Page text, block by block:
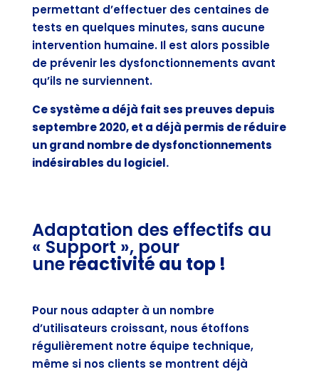
permettant d’effectuer des centaines de
tests en quelques minutes, sans aucune
intervention humaine. Il est alors possible
de prévenir les dysfonctionnements avant
qu’ils ne surviennent.
Ce système a déjà fait ses preuves depuis
septembre 2020, et a déjà permis de réduire
un grand nombre de dysfonctionnements
indésirables du logiciel.
Adaptation des effectifs au
« Support », pour
uneréactivité au top !
Pour nous adapter à un nombre
d’utilisateurs croissant, nous étoffons
régulièrement notre équipe technique,
même si nos clients se montrent déjà